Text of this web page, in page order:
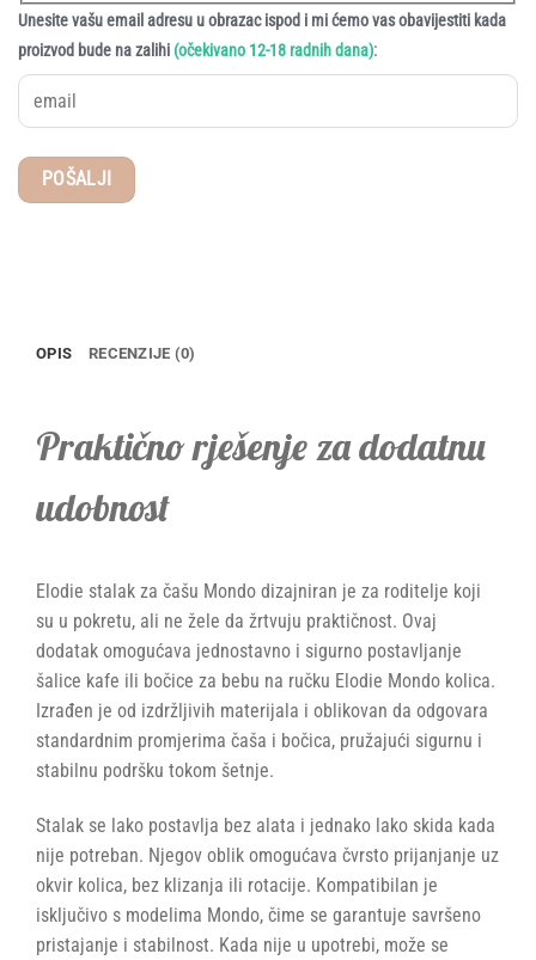
Unesite vašu email adresu u obrazac ispod i mi ćemo vas obavijestiti kada
proizvod bude na zalihi (očekivano 12-18 radnih dana):
OPIS RECENZIJE (0)
Praktično rješenje za dodatnu
udobnost
Elodie stalak za čašu Mondo dizajniran je za roditelje koji
su u pokretu, ali ne žele da žrtvuju praktičnost. Ovaj
dodatak omogućava jednostavno i sigurno postavljanje
šalice kafe ili bočice za bebu na ručku Elodie Mondo kolica.
Izrađen je od izdržljivih materijala i oblikovan da odgovara
standardnim promjerima čaša i bočica, pružajući sigurnu i
stabilnu podršku tokom šetnje.
Stalak se lako postavlja bez alata i jednako lako skida kada
nije potreban. Njegov oblik omogućava čvrsto prijanjanje uz
okvir kolica, bez klizanja ili rotacije. Kompatibilan je
isključivo s modelima Mondo, čime se garantuje savršeno
pristajanje i stabilnost. Kada nije u upotrebi, može se